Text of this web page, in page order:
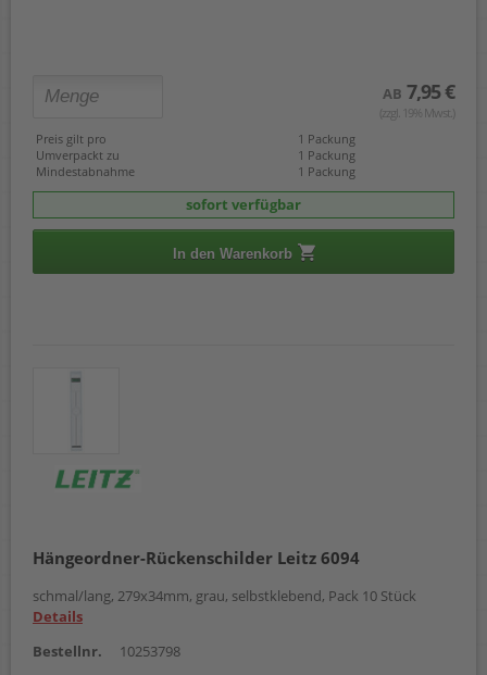
AB 7,95 €
(zzgl. 19% Mwst.)
Preis gilt pro
1 Packung
Umverpackt zu
1 Packung
Mindestabnahme
1 Packung
sofort verfügbar
In den Warenkorb
Hängeordner-Rückenschilder Leitz 6094
schmal/lang, 279x34mm, grau, selbstklebend, Pack 10 Stück
Details
Bestellnr.
10253798